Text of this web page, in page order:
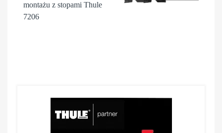
montażu z stopami Thule
7206